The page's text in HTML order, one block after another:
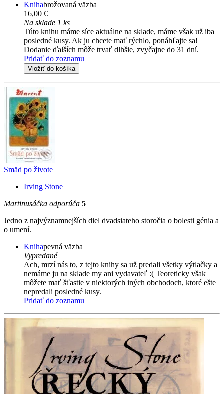
Knihabrožovaná väzba
16,00 €
Na sklade 1 ks
Túto knihu máme síce aktuálne na sklade, máme však už iba
posledné kusy. Ak ju chcete mať rýchlo, ponáhľajte sa!
Dodanie ďalších môže trvať dlhšie, zvyčajne do 31 dní.
Pridať do zoznamu
Vložiť do košíka
Smäd po živote
Irving Stone
Martinusáčka odporúča 5
Jedno z najvýznamnejších diel dvadsiateho storočia o bolesti génia a
o umení.
Knihapevná väzba
Vypredané
Ach, mrzí nás to, z tejto knihy sa už predali všetky výtlačky a
nemáme ju na sklade my ani vydavateľ :( Teoreticky však
môžete mať šťastie v niektorých iných obchodoch, ktoré ešte
nepredali posledné kusy.
Pridať do zoznamu